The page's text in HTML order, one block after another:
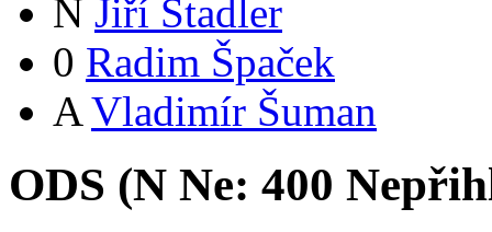
N Jiří Stadler
0 Radim Špaček
A Vladimír Šuman
ODS (N Ne: 400